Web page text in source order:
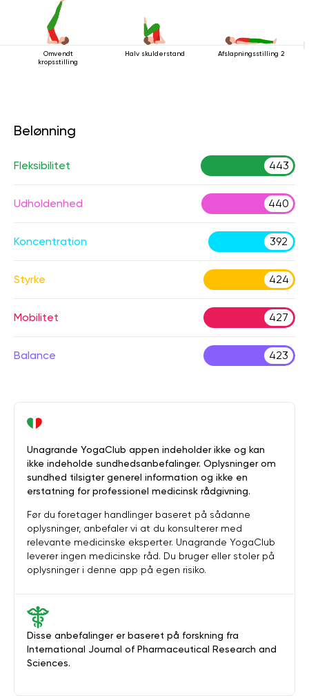
Omvendt
kropsstilling
Halv skulderstand Afslapningsstilling 2
Belønning
Fleksibilitet 443
Udholdenhed 440
Koncentration 392
Styrke 424
Mobilitet 427
Balance 423
Disse anbefalinger er baseret på forskning fra
International Journal of Pharmaceutical Research and
Sciences.
Unagrande YogaClub appen indeholder ikke og kan
ikke indeholde sundhedsanbefalinger. Oplysninger om
sundhed tilsigter generel information og ikke en
erstatning for professionel medicinsk rådgivning.
Før du foretager handlinger baseret på sådanne
oplysninger, anbefaler vi at du konsulterer med
relevante medicinske eksperter. Unagrande YogaClub
leverer ingen medicinske råd. Du bruger eller stoler på
oplysninger i denne app på egen risiko.